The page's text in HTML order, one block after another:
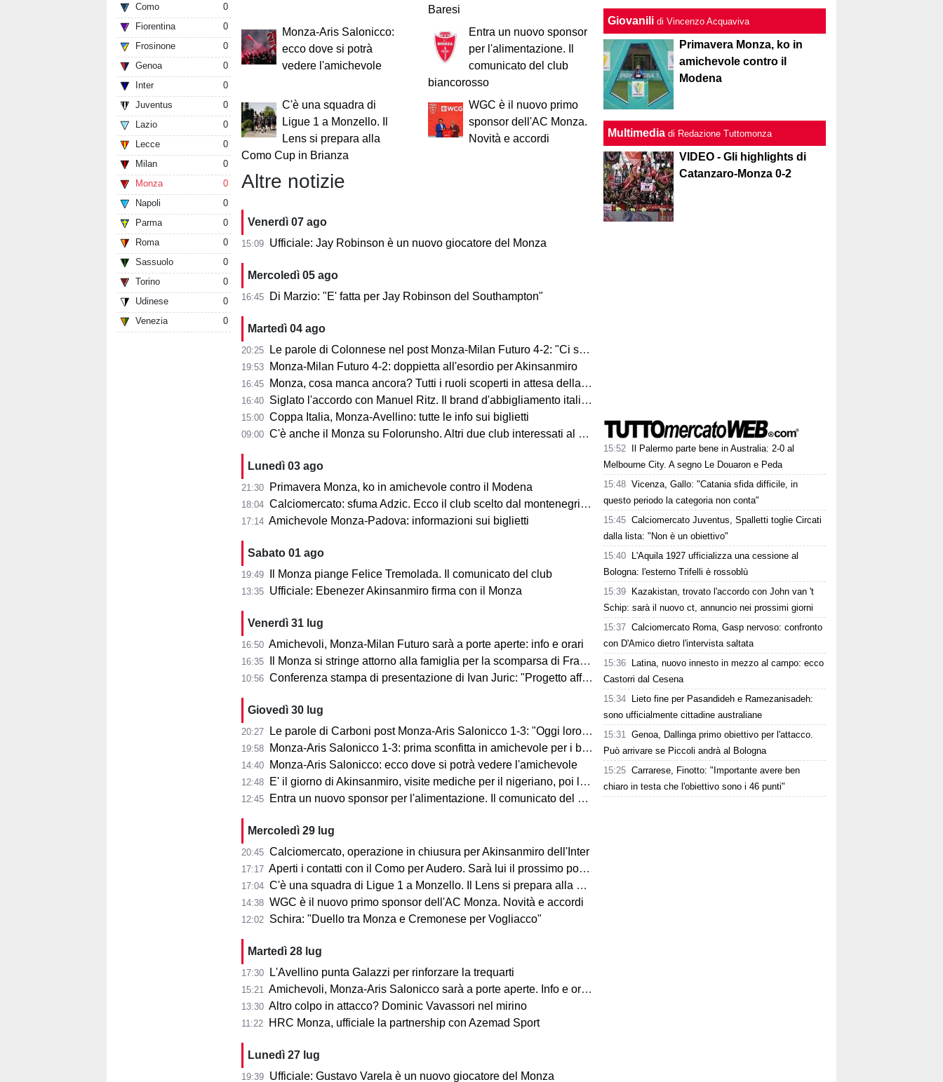
Como
0
Fiorentina
0
Frosinone
0
Genoa
0
Inter
0
Juventus
0
Lazio
0
Lecce
0
Milan
0
Monza
0
Napoli
0
Parma
0
Roma
0
Sassuolo
0
Torino
0
Udinese
0
Venezia
0
Baresi
Monza-Aris Salonicco:
ecco dove si potrà
vedere l'amichevole
Entra un nuovo sponsor
per l'alimentazione. Il
comunicato del club
biancorosso
C'è una squadra di
Ligue 1 a Monzello. Il
Lens si prepara alla
Como Cup in Brianza
WGC è il nuovo primo
sponsor dell'AC Monza.
Novità e accordi
Altre notizie
Venerdì 07 ago
15:09 Ufficiale: Jay Robinson è un nuovo giocatore del Monza
Mercoledì 05 ago
16:45 Di Marzio: "E' fatta per Jay Robinson del Southampton"
Martedì 04 ago
20:25 Le parole di Colonnese nel post Monza-Milan Futuro 4-2: "Ci sentiamo importanti"
19:53 Monza-Milan Futuro 4-2: doppietta all'esordio per Akinsanmiro
16:45 Monza, cosa manca ancora? Tutti i ruoli scoperti in attesa della fine del mercato
16:40 Siglato l'accordo con Manuel Ritz. Il brand d'abbigliamento italiano vestirà il Monza
15:00 Coppa Italia, Monza-Avellino: tutte le info sui biglietti
09:00 C'è anche il Monza su Folorunsho. Altri due club interessati al giocatore
Lunedì 03 ago
21:30 Primavera Monza, ko in amichevole contro il Modena
18:04 Calciomercato: sfuma Adzic. Ecco il club scelto dal montenegrino.
17:14 Amichevole Monza-Padova: informazioni sui biglietti
Sabato 01 ago
19:49 Il Monza piange Felice Tremolada. Il comunicato del club
13:35 Ufficiale: Ebenezer Akinsanmiro firma con il Monza
Venerdì 31 lug
16:50 Amichevoli, Monza-Milan Futuro sarà a porte aperte: info e orari
16:35 Il Monza si stringe attorno alla famiglia per la scomparsa di Franco Baresi
10:56 Conferenza stampa di presentazione di Ivan Juric: "Progetto affascinante"
Giovedì 30 lug
20:27 Le parole di Carboni post Monza-Aris Salonicco 1-3: "Oggi loro più bravi di noi"
19:58 Monza-Aris Salonicco 1-3: prima sconfitta in amichevole per i brianzoli
14:40 Monza-Aris Salonicco: ecco dove si potrà vedere l'amichevole
12:48 E' il giorno di Akinsanmiro, visite mediche per il nigeriano, poi la firma
12:45 Entra un nuovo sponsor per l'alimentazione. Il comunicato del club biancorosso
Mercoledì 29 lug
20:45 Calciomercato, operazione in chiusura per Akinsanmiro dell'Inter
17:17 Aperti i contatti con il Como per Audero. Sarà lui il prossimo portiere biancorosso?
17:04 C'è una squadra di Ligue 1 a Monzello. Il Lens si prepara alla Como Cup in Brianza
14:38 WGC è il nuovo primo sponsor dell'AC Monza. Novità e accordi
12:02 Schira: "Duello tra Monza e Cremonese per Vogliacco"
Martedì 28 lug
17:30 L'Avellino punta Galazzi per rinforzare la trequarti
15:21 Amichevoli, Monza-Aris Salonicco sarà a porte aperte. Info e orari
13:30 Altro colpo in attacco? Dominic Vavassori nel mirino
11:22 HRC Monza, ufficiale la partnership con Azemad Sport
Lunedì 27 lug
19:39 Ufficiale: Gustavo Varela è un nuovo giocatore del Monza
Giovanili di Vincenzo Acquaviva
Primavera Monza, ko in
amichevole contro il
Modena
Multimedia di Redazione Tuttomonza
VIDEO - Gli highlights di
Catanzaro-Monza 0-2
15:52
Il Palermo parte bene in Australia: 2-0 al
Melbourne City. A segno Le Douaron e Peda
15:48 Vicenza, Gallo: "Catania sfida difficile, in
questo periodo la categoria non conta"
15:45 Calciomercato Juventus, Spalletti toglie Circati
dalla lista: "Non è un obiettivo"
15:40
L'Aquila 1927 ufficializza una cessione al
Bologna: l'esterno Trifelli è rossoblù
15:39
Kazakistan, trovato l'accordo con John van 't
Schip: sarà il nuovo ct, annuncio nei prossimi giorni
15:37 Calciomercato Roma, Gasp nervoso: confronto
con D'Amico dietro l'intervista saltata
15:36
Latina, nuovo innesto in mezzo al campo: ecco
Castorri dal Cesena
15:34
Lieto fine per Pasandideh e Ramezanisadeh:
sono ufficialmente cittadine australiane
15:31 Genoa, Dallinga primo obiettivo per l'attacco.
Può arrivare se Piccoli andrà al Bologna
15:25 Carrarese, Finotto: "Importante avere ben
chiaro in testa che l'obiettivo sono i 46 punti"